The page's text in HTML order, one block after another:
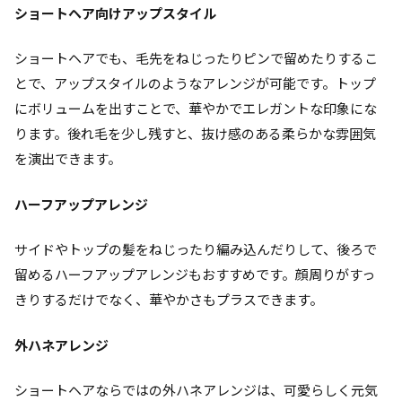
ショートヘア向けアップスタイル
ショートヘアでも、毛先をねじったりピンで留めたりするこ
とで、アップスタイルのようなアレンジが可能です。トップ
にボリュームを出すことで、華やかでエレガントな印象にな
ります。後れ毛を少し残すと、抜け感のある柔らかな雰囲気
を演出できます。
ハーフアップアレンジ
サイドやトップの髪をねじったり編み込んだりして、後ろで
留めるハーフアップアレンジもおすすめです。顔周りがすっ
きりするだけでなく、華やかさもプラスできます。
外ハネアレンジ
ショートヘアならではの外ハネアレンジは、可愛らしく元気